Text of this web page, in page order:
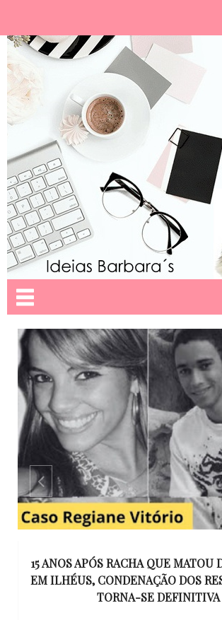
15 ANOS APÓS RACHA QUE MATOU
EM ILHÉUS, CONDENAÇÃO DOS
TORNA-SE DEFINITIVA